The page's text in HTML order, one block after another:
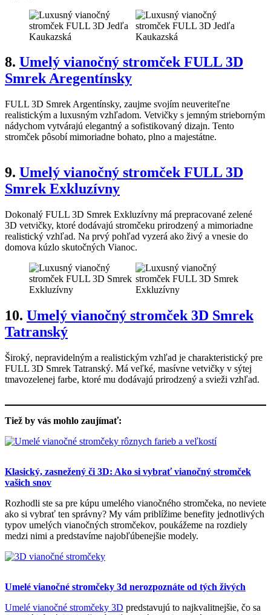
8. Umelý vianočný stromček FULL 3D
Smrek Aregentínsky
FULL 3D Smrek Argentínsky, zaujme svojím neuveriteľne
realistickým a luxusným vzhľadom. Vetvičky s jemným strieborným
nádychom vytvárajú elegantný a sofistikovaný dizajn. Tento
stromček pôsobí mimoriadne bohato, plno a majestátne.
9. Umelý vianočný stromček FULL 3D
Smrek Exkluzívny
Dokonalý FULL 3D Smrek Exkluzívny má prepracované zelené
3D vetvičky, ktoré dodávajú stromčeku prirodzený a mimoriadne
realistický vzhľad. Na prvý pohľad vyzerá ako živý a vnesie do
domova kúzlo skutočných Vianoc.
10. Umelý vianočný stromček 3D Smrek
Tatranský
Široký, nepravidelným a realistickým vzhľad je charakteristický pre
FULL 3D Smrek Tatranský. Má veľké, masívne vetvičky v sýtej
tmavozelenej farbe, ktoré mu dodávajú prirodzený a svieži vzhľad.
Tiež by vás mohlo zaujímať:
Klasický, zasnežený či 3D: Ako si vybrať vianočný stromček
vašich snov
Rozhodli ste sa pre kúpu umelého vianočného stromčeka, no neviete
ako si vybrať ten správny? My vám priblížime benefity jednotlivých
typov umelých vianočných stromčekov, poukážeme na rozdiely
medzi nimi a predstavíme najobľúbenejšie modely.
Umelé vianočné stromčeky 3d nerozpoznáte od tých živých
Umelé vianočné stromčeky 3D predstavujú to najkvalitnejšie, čo sa